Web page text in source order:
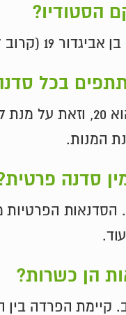
הסטודיו?
ורחוב המסגר).
בכל
המספר המירבי של משתתפים
המנות.
סדנה
הפרטיות
הן כשרות?
הפרדה בין